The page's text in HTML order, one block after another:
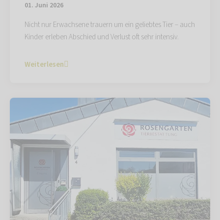
01. Juni 2026
Nicht nur Erwachsene trauern um ein geliebtes Tier – auch
Kinder erleben Abschied und Verlust oft sehr intensiv.
Weiterlesen